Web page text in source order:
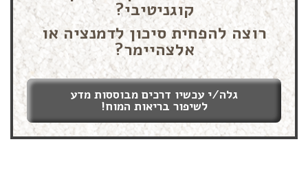
קוגניטיבי?
רוצה להפחית סיכון לדמנציה או
אלצהיימר?
גלה/י עכשיו דרכים מבוססות מדע
לשיפור בריאות המוח!